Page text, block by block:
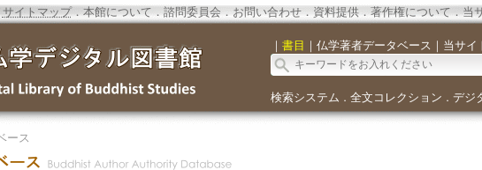
サイトマップ．本館について．諮問委員会． お問い合わせ． 資料提供．著作権について．当
｜ 書目 ｜ 仏学著者データベース ｜ 当サイ
検索システム ． 全文コレクション ． デジ
ース